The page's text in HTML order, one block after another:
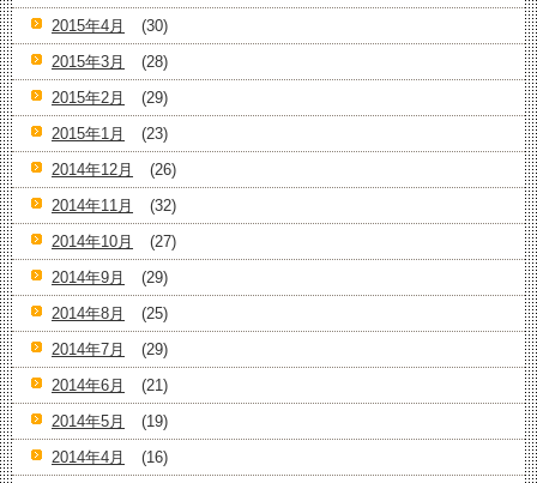
2015年4月
(30)
2015年3月
(28)
2015年2月
(29)
2015年1月
(23)
2014年12月
(26)
2014年11月
(32)
2014年10月
(27)
2014年9月
(29)
2014年8月
(25)
2014年7月
(29)
2014年6月
(21)
2014年5月
(19)
2014年4月
(16)